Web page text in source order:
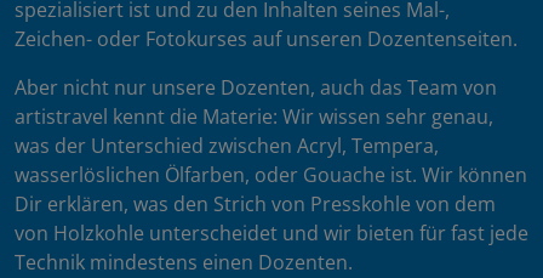
spezialisiert ist und zu den Inhalten seines Mal-,
Zeichen- oder Fotokurses auf unseren Dozentenseiten.
Aber nicht nur unsere Dozenten, auch das Team von
artistravel kennt die Materie: Wir wissen sehr genau,
was der Unterschied zwischen Acryl, Tempera,
wasserlöslichen Ölfarben, oder Gouache ist. Wir können
Dir erklären, was den Strich von Presskohle von dem
von Holzkohle unterscheidet und wir bieten für fast jede
Technik mindestens einen Dozenten.